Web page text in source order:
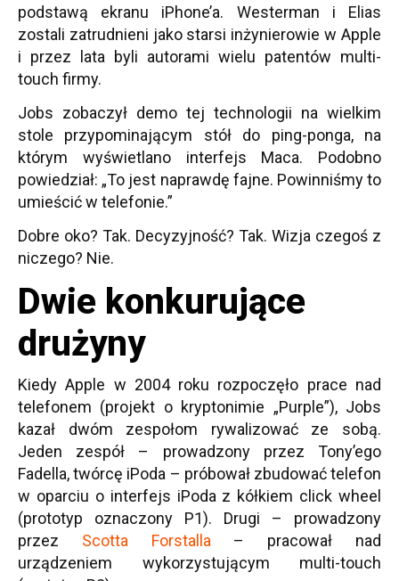
podstawą ekranu iPhone’a. Westerman i Elias
zostali zatrudnieni jako starsi inżynierowie w Apple
i przez lata byli autorami wielu patentów multi-
touch firmy.
Jobs zobaczył demo tej technologii na wielkim
stole przypominającym stół do ping-ponga, na
którym wyświetlano interfejs Maca. Podobno
powiedział: „To jest naprawdę fajne. Powinniśmy to
umieścić w telefonie.”
Dobre oko? Tak. Decyzyjność? Tak. Wizja czegoś z
niczego? Nie.
Dwie konkurujące
drużyny
Kiedy Apple w 2004 roku rozpoczęło prace nad
telefonem (projekt o kryptonimie „Purple”), Jobs
kazał dwóm zespołom rywalizować ze sobą.
Jeden zespół – prowadzony przez Tony’ego
Fadella, twórcę iPoda – próbował zbudować telefon
w oparciu o interfejs iPoda z kółkiem click wheel
(prototyp oznaczony P1). Drugi – prowadzony
przez Scotta Forstalla – pracował nad
urządzeniem wykorzystującym multi-touch